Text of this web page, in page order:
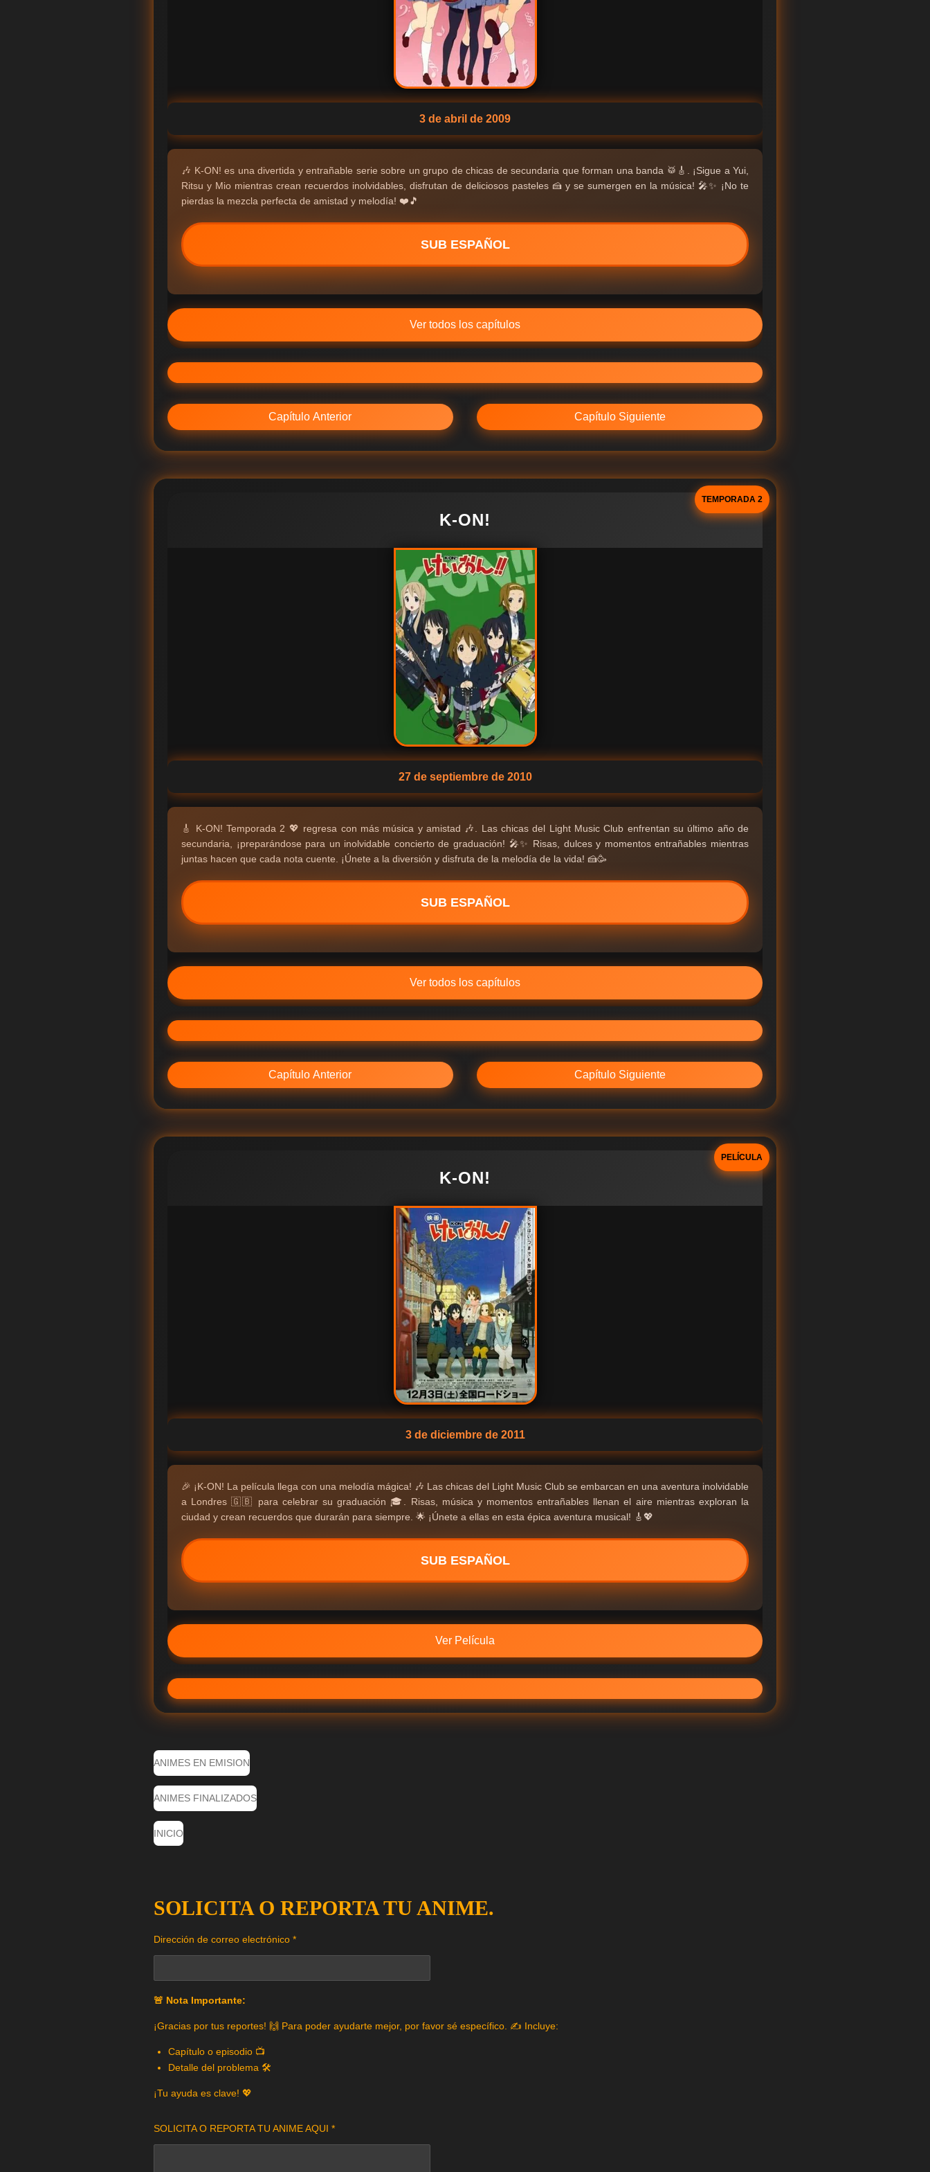
3 de abril de 2009
🎶 K-ON! es una divertida y entrañable serie sobre un grupo de chicas de secundaria que forman una banda 🥁🎸. ¡Sigue a Yui,
Ritsu y Mio mientras crean recuerdos inolvidables, disfrutan de deliciosos pasteles 🍰 y se sumergen en la música! 🎤✨ ¡No te
pierdas la mezcla perfecta de amistad y melodía! ❤️🎵
SUB ESPAÑOL
Ver todos los capítulos
Capítulo Anterior Capítulo Siguiente
TEMPORADA 2
K-ON!
27 de septiembre de 2010
🎸 K-ON! Temporada 2 💖 regresa con más música y amistad 🎶. Las chicas del Light Music Club enfrentan su último año de
secundaria, ¡preparándose para un inolvidable concierto de graduación! 🎤✨ Risas, dulces y momentos entrañables mientras
juntas hacen que cada nota cuente. ¡Únete a la diversión y disfruta de la melodía de la vida! 🍰🥳
SUB ESPAÑOL
Ver todos los capítulos
Capítulo Anterior Capítulo Siguiente
PELÍCULA
K-ON!
3 de diciembre de 2011
🎉 ¡K-ON! La película llega con una melodía mágica! 🎶 Las chicas del Light Music Club se embarcan en una aventura inolvidable
a Londres 🇬🇧 para celebrar su graduación 🎓. Risas, música y momentos entrañables llenan el aire mientras exploran la
ciudad y crean recuerdos que durarán para siempre. 🌟 ¡Únete a ellas en esta épica aventura musical! 🎸💖
SUB ESPAÑOL
Ver Película
ANIMES EN EMISION
ANIMES FINALIZADOS
INICIO
SOLICITA O REPORTA TU ANIME.
Dirección de correo electrónico *
🚨 Nota Importante:
¡Gracias por tus reportes! 🙌 Para poder ayudarte mejor, por favor sé específico. ✍️ Incluye:
Capítulo o episodio 📺
Detalle del problema 🛠️
¡Tu ayuda es clave! 💖
SOLICITA O REPORTA TU ANIME AQUI *